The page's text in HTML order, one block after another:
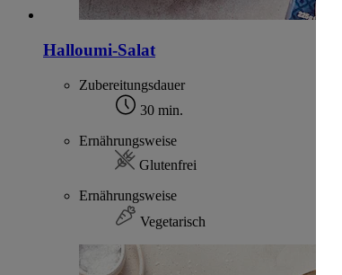
Halloumi-Salat
Zubereitungsdauer
30 min.
Ernährungsweise
Glutenfrei
Ernährungsweise
Vegetarisch